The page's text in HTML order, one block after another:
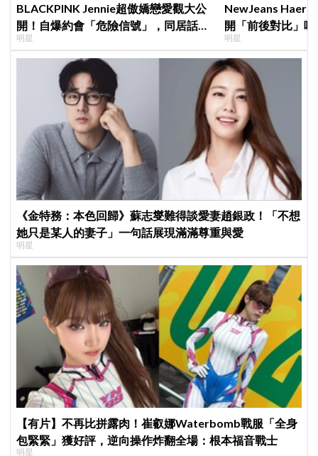
BLACKPINK Jennie超傲嬌戀愛觀大公
開！自爆約會「危險信號」，同居話題
曖昧喊卡留懸念
明星
NewJeans
開「前後對比」
絲超崩潰
明星
《金特務：本色回歸》蘇志燮難得談愛妻趙銀政！「不想
她只是某人的妻子」一句話展現滿滿尊重與愛
明星
【有片】不再比拼露肉！崔叡娜Waterbomb戰服「全身
包緊緊」獲好評，逆向操作炸翻全場：根本福音戰士
明星